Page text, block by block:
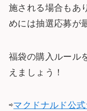
施される場合もあ
めには抽選応募が
福袋の購入ルール
えましょう！
⇨マクドナルド公